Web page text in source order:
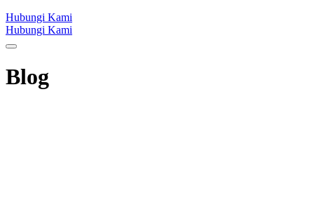
Hubungi Kami
Hubungi Kami
Blog